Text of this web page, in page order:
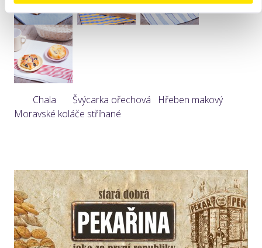
Chala Švýcarka ořechová Hřeben makový
Moravské koláče stříhané